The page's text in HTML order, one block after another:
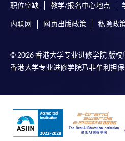
本學院為學院開設的其中一些課程
卻不能為這些資訊作出任何明確
準確、資訊適合任何目的、資訊不
本學院（包括其僱員及附屬機構
因所導致的任何損失，一概不負
款卡、智能卡或其他付款的設施時
失誤、延誤、中斷、中止、或限制
职位空缺 教学/报名中心地点
内联网 网页出版政策 私隐政
© 2026 香港大学专业进修学院 版权
香港大学专业进修学院乃非牟利担